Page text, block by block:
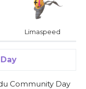
Limaspeed
Community Day